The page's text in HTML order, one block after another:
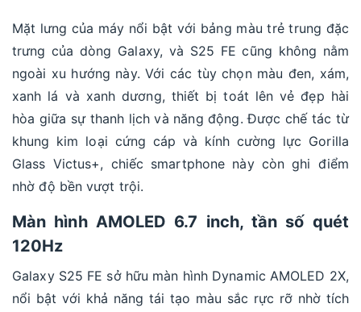
Mặt lưng của máy nổi bật với bảng màu trẻ trung đặc
trưng của dòng Galaxy, và S25 FE cũng không nằm
ngoài xu hướng này. Với các tùy chọn màu đen, xám,
xanh lá và xanh dương, thiết bị toát lên vẻ đẹp hài
hòa giữa sự thanh lịch và năng động. Được chế tác từ
khung kim loại cứng cáp và kính cường lực Gorilla
Glass Victus+, chiếc smartphone này còn ghi điểm
nhờ độ bền vượt trội.
Màn hình AMOLED 6.7 inch, tần số quét
120Hz
Galaxy S25 FE sở hữu màn hình Dynamic AMOLED 2X,
nổi bật với khả năng tái tạo màu sắc rực rỡ nhờ tích